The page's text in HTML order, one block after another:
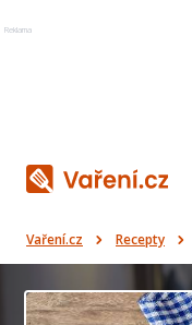
Reklama
Vaření.cz Recepty